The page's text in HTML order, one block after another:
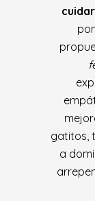
gatitos,
a